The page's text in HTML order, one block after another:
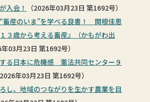
入会！
（2026年03月23日 第1692号）
産のいま”を学べる良書！ 関根佳恵
３歳から考える畜産』（かもがわ出
年03月23日 第1692号）
る日本に危機感 憲法共同センター９
2026年03月23日 第1692号）
し、地域のつながりを生かす農業を目